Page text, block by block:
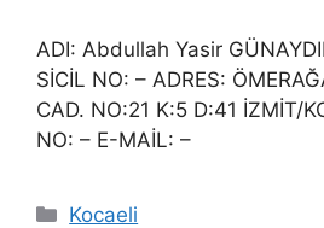
ADI: Abdullah Yasir
SİCİL NO: – ADRES:
CAD. NO:21 K:5 D:41 İZMİT/
NO: – E-MAİL: –
Kategoriler
Kocaeli